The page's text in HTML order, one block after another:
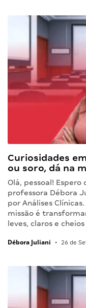
Curiosidades
ou soro, dá na
Olá, pessoal! Espero
professora Débora
por Análises
missão é
leves, claros e
Débora Juliani • 26 de